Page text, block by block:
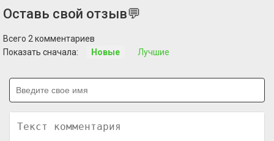
Оставь свой отзыв💬
Всего 2 комментариев
Показать сначала:
Новые Лучшие